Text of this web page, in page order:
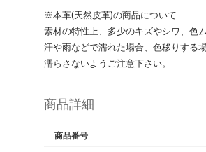
※本革(天然皮革)の商品について
素材の特性上、多少のキズやシワ、色
汗や雨などで濡れた場合、色移りする
濡らさないようご注意下さい。
商品詳細
商品番号